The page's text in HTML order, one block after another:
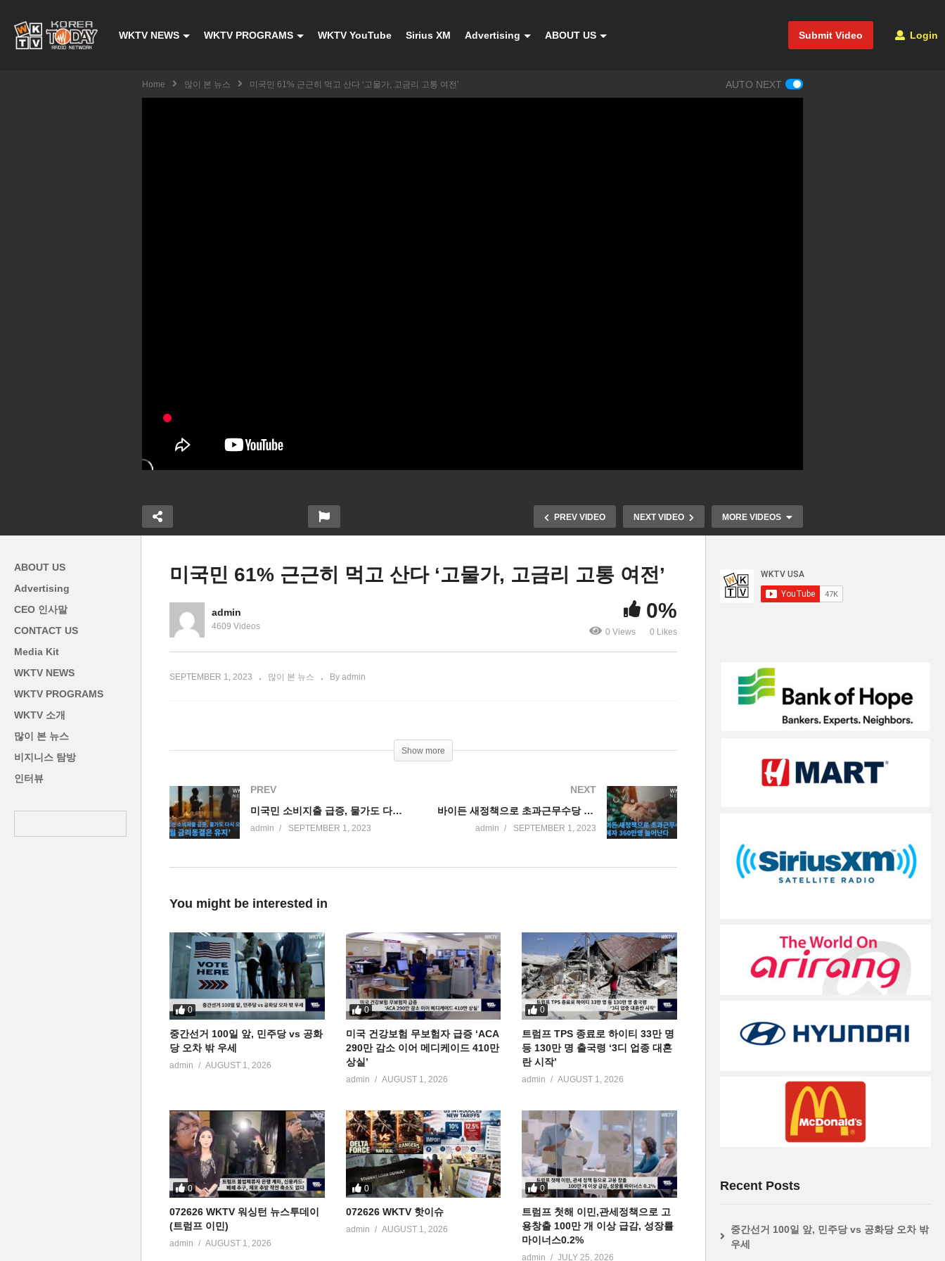
Submit Video Login
WKTV NEWS WKTV PROGRAMS WKTV YouTube Sirius XM Advertising ABOUT US
Home 많이 본 뉴스 미국민 61% 근근히 먹고 산다 ‘고물가, 고금리 고통 여전’ AUTO NEXT
PREV VIDEO NEXT VIDEO MORE VIDEOS
이냐 독이
미국 메디케어 실제지출 예상
보다 10년간 3조 9천억달러 덜
분노운전자 난폭운전 많은 곳
뉴욕, 캘리포니아 등’
ABOUT US
Advertising
CEO 인사말
CONTACT US
Media Kit
WKTV NEWS
WKTV PROGRAMS
WKTV 소개
많이 본 뉴스
비지니스 탐방
인터뷰
미국민 61% 근근히 먹고 산다 ‘고물가, 고금리 고통 여전’
admin
4609 Videos
0%
0 Views 0 Likes
SEPTEMBER 1, 2023 많이 본 뉴스 By admin
Show more
PREV
미국민 소비지출 급증, 물가도 다시 오름세 ‘9월 금리동결은 유지’
admin SEPTEMBER 1, 2023
NEXT
바이든 새정책으로 초과근무수당 수혜자 360만명 늘어난다
admin SEPTEMBER 1, 2023
You might be interested in
0
중간선거 100일 앞, 민주당 vs 공화
당 오차 밖 우세
admin AUGUST 1, 2026
0
미국 건강보험 무보험자 급증 ‘ACA
290만 감소 이어 메디케이드 410만
상실’
admin AUGUST 1, 2026
0
트럼프 TPS 종료로 하이티 33만 명
등 130만 명 출국령 ‘3디 업종 대혼
란 시작’
admin AUGUST 1, 2026
0
072626 WKTV 워싱턴 뉴스투데이
(트럼프 이민)
admin AUGUST 1, 2026
0
072626 WKTV 핫이슈
admin AUGUST 1, 2026
0
트럼프 첫해 이민,관세정책으로 고
용창출 100만 개 이상 급감, 성장률
마이너스0.2%
admin JULY 25, 2026
Recent Posts
중간선거 100일 앞, 민주당 vs 공화당 오차 밖
우세